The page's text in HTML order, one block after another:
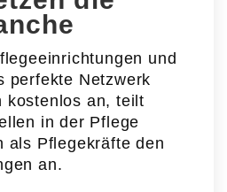
und
perfekte Netzwerk
kostenlos an, teilt
in der Pflege
als Pflegekräfte den
an.